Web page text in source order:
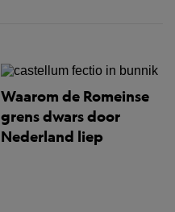
Waarom de Romeinse
grens dwars door
Nederland liep